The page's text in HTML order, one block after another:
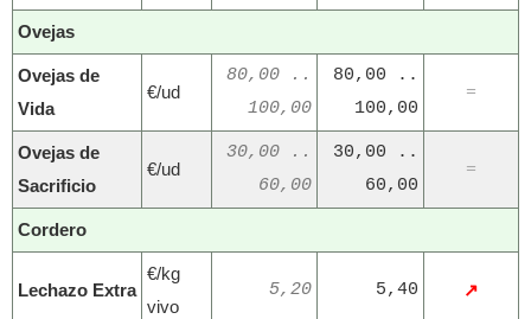
Ovejas
Ovejas de
Vida
€/ud
80,00 ..
100,00
80,00 ..
100,00
=
Ovejas de
Sacrificio
€/ud
30,00 ..
60,00
30,00 ..
60,00
=
Cordero
Lechazo Extra
€/kg
vivo
5,20 5,40 ↗